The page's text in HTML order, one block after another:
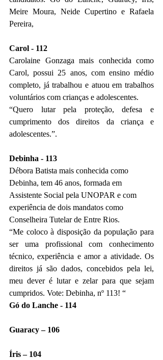
Meire Moura, Neide Cupertino e Rafaela
Pereira,
Carol - 112
Carolaine Gonzaga mais conhecida como
Carol, possui 25 anos, com ensino médio
completo, já trabalhou e atuou em trabalhos
voluntários com crianças e adolescentes.
“Quero lutar pela proteção, defesa e
cumprimento dos direitos da criança e
adolescentes.”.
Debinha - 113
Débora Batista mais conhecida como
Debinha, tem 46 anos, formada em
Assistente Social pela UNOPAR e com
experiência de dois mandatos como
Conselheira Tutelar de Entre Rios.
“Me coloco à disposição da população para
ser uma profissional com conhecimento
técnico, experiência e amor a atividade. Os
direitos já são dados, concebidos pela lei,
meu dever é lutar e zelar para que sejam
cumpridos. Vote: Debinha, nº 113! “
Gó do Lanche - 114
Guaracy – 106
Íris – 104